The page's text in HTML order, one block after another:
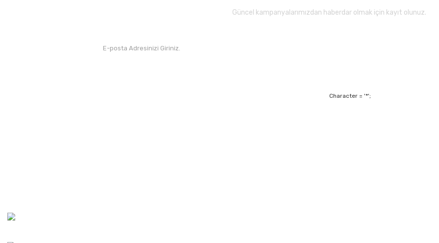
Güncel kampanyalarımızdan haberdar olmak için kayıt olunuz.
Character = '*';